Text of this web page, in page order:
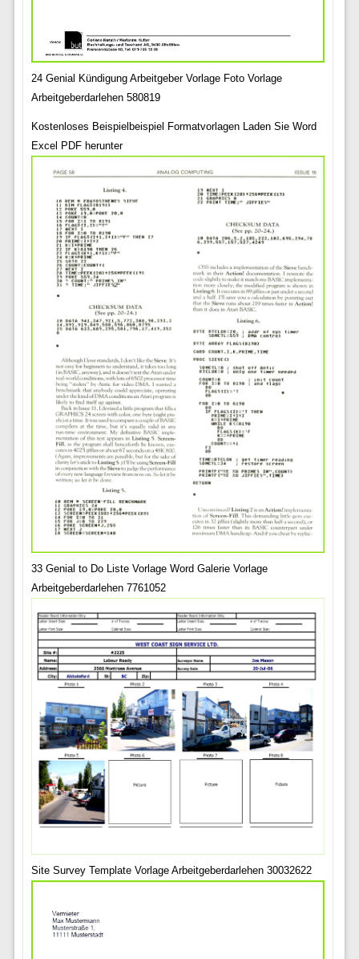
24 Genial Kündigung Arbeitgeber Vorlage Foto Vorlage
Arbeitgeberdarlehen 580819
Kostenloses Beispielbeispiel Formatvorlagen Laden Sie Word
Excel PDF herunter
33 Genial to Do Liste Vorlage Word Galerie Vorlage
Arbeitgeberdarlehen 7761052
Site Survey Template Vorlage Arbeitgeberdarlehen 30032622